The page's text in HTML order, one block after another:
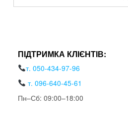
ПІДТРИМКА КЛІЄНТІВ:
т. 050-434-97-96
т. 096-640-45-61
Пн–Сб: 09:00–18:00